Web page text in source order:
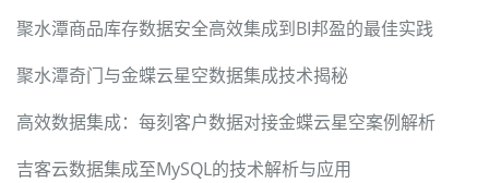
聚水潭商品库存数据安全高效集成到BI邦盈的最佳实践
聚水潭奇门与金蝶云星空数据集成技术揭秘
高效数据集成：每刻客户数据对接金蝶云星空案例解析
吉客云数据集成至MySQL的技术解析与应用